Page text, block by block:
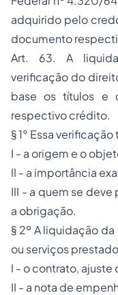
adquirido pelo
documento
Art. 63. A
verificação do
base os títulos e
respectivo crédito.
§ 1° Essa
I - a origem e o
II - a importância
III - a quem se
a obrigação.
§ 2º A liquidação
ou serviços
I - o contrato,
II - a nota de